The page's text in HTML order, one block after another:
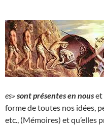
es» sont présentes en nouset
forme de toutes nos idées,
etc., (Mémoires) et qu’elles